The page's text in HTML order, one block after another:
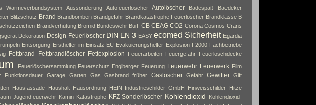
Wärmeverbundsystem Aussonderung Autofeuerlöscher Autolöscher Badespaß
Baedeker
Blitzschutz Brand Brandbomben Brandgefahr Brandkatastrophe Feuerlöscher Brandklasse B
Brandverhütung Bromid Bundeswehr BuT CB CEAG CO2 Corona Cosmos Crans
Dekoration Design-Feuerlöscher DIN EN 3 EASY ecomed Sicherheit Egardia
Entsorgung Ersthelfer im Einsatz EU Evakuierungshelfer Explosion F2000 Fachbetriebe
Fettbrand Fettbrandlöscher Fettexplosion Feuerarbeiten Feuergefahr Feuerlöschdecke
Feuerlöschersammlung Feuerschutz Englberger Feuerung Feuerwehr Feuerwerk Film
Funktionsdauer Garage Garten Gas Gasbrand früher Gaslöscher Gefahr Gewitter Gift
Hausfassade Haushalt Hausordnung HEIN Industrieschilder GmbH Hinweisschilder Hitze
Jugendfeuerwehr Kamin Katastrophe KFZ-Sonderlöscher Kohlendioxid
Kohlendioxid-